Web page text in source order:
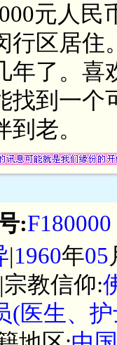
元人
行区居
年了。喜
找到一个
老。
:F180000
|1960年05
|宗教信仰:
(医生、